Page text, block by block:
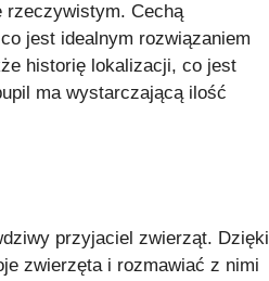
rzeczywistym. Cechą
jest idealnym rozwiązaniem
historię lokalizacji, co jest
ma wystarczającą ilość
przyjaciel zwierząt. Dzięki
zwierzęta i rozmawiać z nimi